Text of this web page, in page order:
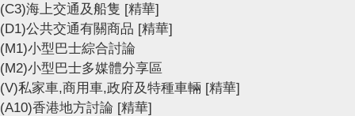
(C3)海上交通及船隻 [精華]
(D1)公共交通有關商品 [精華]
(M1)小型巴士綜合討論
(M2)小型巴士多媒體分享區
(V)私家車,商用車,政府及特種車輛 [精華]
(A10)香港地方討論 [精華]